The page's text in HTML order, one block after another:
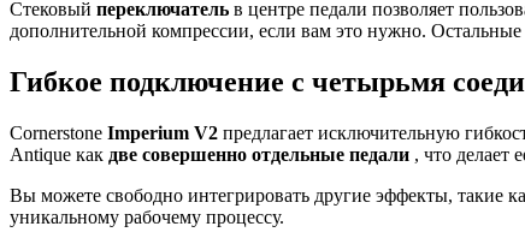
Стековый переключатель в центре педали позволяет
дополнительной компрессии, если вам это нужно.
Гибкое подключение с четырьмя
Cornerstone Imperium V2 предлагает исключительную
Antique как две совершенно отдельные педали , что делает
Вы можете свободно интегрировать другие эффекты, такие
уникальному рабочему процессу.